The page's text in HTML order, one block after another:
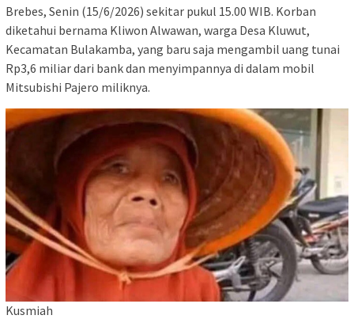
Brebes, Senin (15/6/2026) sekitar pukul 15.00 WIB. Korban
diketahui bernama Kliwon Alwawan, warga Desa Kluwut,
Kecamatan Bulakamba, yang baru saja mengambil uang tunai
Rp3,6 miliar dari bank dan menyimpannya di dalam mobil
Mitsubishi Pajero miliknya.
Kusmiah